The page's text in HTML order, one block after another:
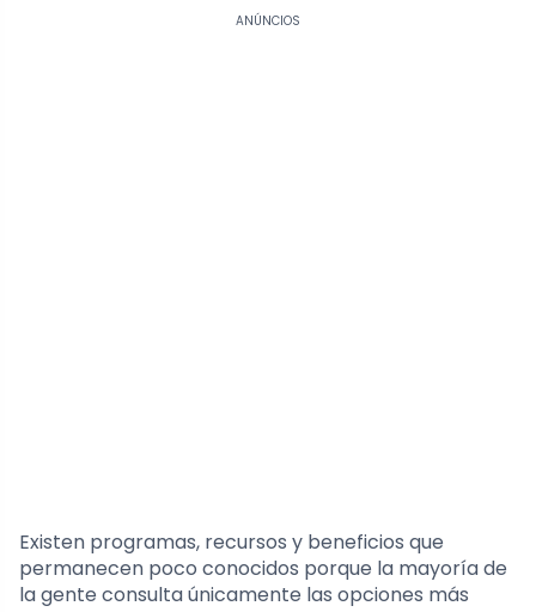
ANÚNCIOS
Existen programas, recursos y beneficios que
permanecen poco conocidos porque la mayoría de
la gente consulta únicamente las opciones más